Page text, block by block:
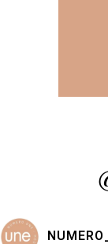
Les